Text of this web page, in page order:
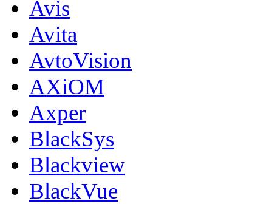
Avis
Avita
AvtoVision
AXiOM
Axper
BlackSys
Blackview
BlackVue